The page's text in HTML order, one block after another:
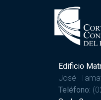
Edificio
José
Teléfono: